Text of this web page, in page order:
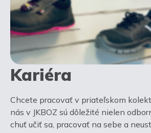
Kariéra
Chcete pracovať v priateľskom
nás v JKBOZ sú dôležité nielen
chuť učiť sa, pracovať na sebe a